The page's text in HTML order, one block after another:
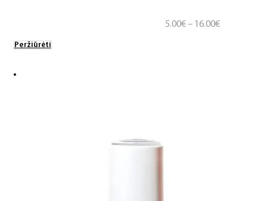
5.00€ – 16.00€Price
Peržiūrėti